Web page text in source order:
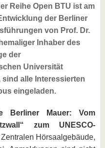
Reihe Open BTU ist am
der Berliner
von Prof. Dr.
Inhaber des
der
Universität
alle Interessierten
eingeladen.
Berliner Mauer: Vom
zum UNESCO-
Hörsaalgebäude,